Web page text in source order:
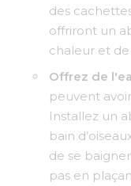
des
offriront un
chaleur et
Offrez de
peuvent
Installez un
bain
de se
pas en